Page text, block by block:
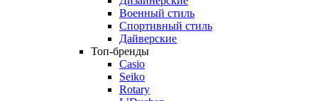
Военный стиль
Спортивный стиль
Дайверские
Топ-бренды
Casio
Seiko
Rotary